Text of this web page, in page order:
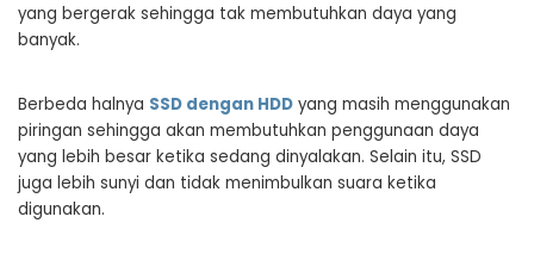
yang bergerak sehingga tak membutuhkan daya yang
banyak.
Berbeda halnya SSD dengan HDD yang masih menggunakan
piringan sehingga akan membutuhkan penggunaan daya
yang lebih besar ketika sedang dinyalakan. Selain itu, SSD
juga lebih sunyi dan tidak menimbulkan suara ketika
digunakan.